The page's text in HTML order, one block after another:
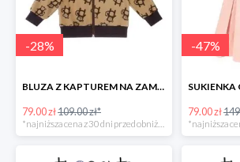
-28%
BLUZA Z KAPTUREM NA ZAMEK, MAŁPKA w super cenie
79.00 zł109.00 zł*
-47%
79.00 zł